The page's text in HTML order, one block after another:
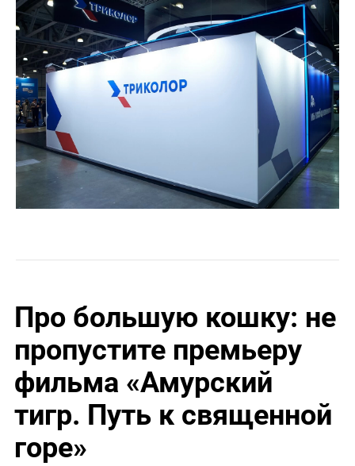
Про большую кошку: не
пропустите премьеру
фильма «Амурский
тигр. Путь к священной
горе»